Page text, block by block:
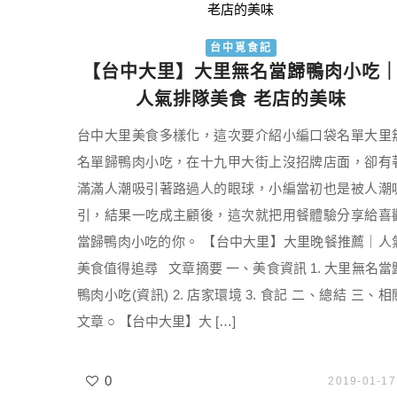
台中覓食記
【台中大里】大里無名當歸鴨肉小吃｜
人氣排隊美食 老店的美味
台中大里美食多樣化，這次要介紹小編口袋名單大里
名單歸鴨肉小吃，在十九甲大街上沒招牌店面，卻有
滿滿人潮吸引著路過人的眼球，小編當初也是被人潮
引，結果一吃成主顧後，這次就把用餐體驗分享給喜
當歸鴨肉小吃的你。 【台中大里】大里晚餐推薦｜人
美食值得追尋 文章摘要 一、美食資訊 1. 大里無名當
鴨肉小吃(資訊) 2. 店家環境 3. 食記 二、總結 三、相
文章 ○ 【台中大里】大 […]
0 2019-01-17